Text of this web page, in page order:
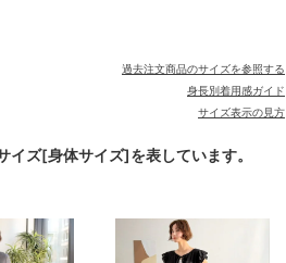
過去注文商品のサイズを参照する
身長別着用感ガイド
サイズ表示の見方
ズ[身体サイズ]を表しています。